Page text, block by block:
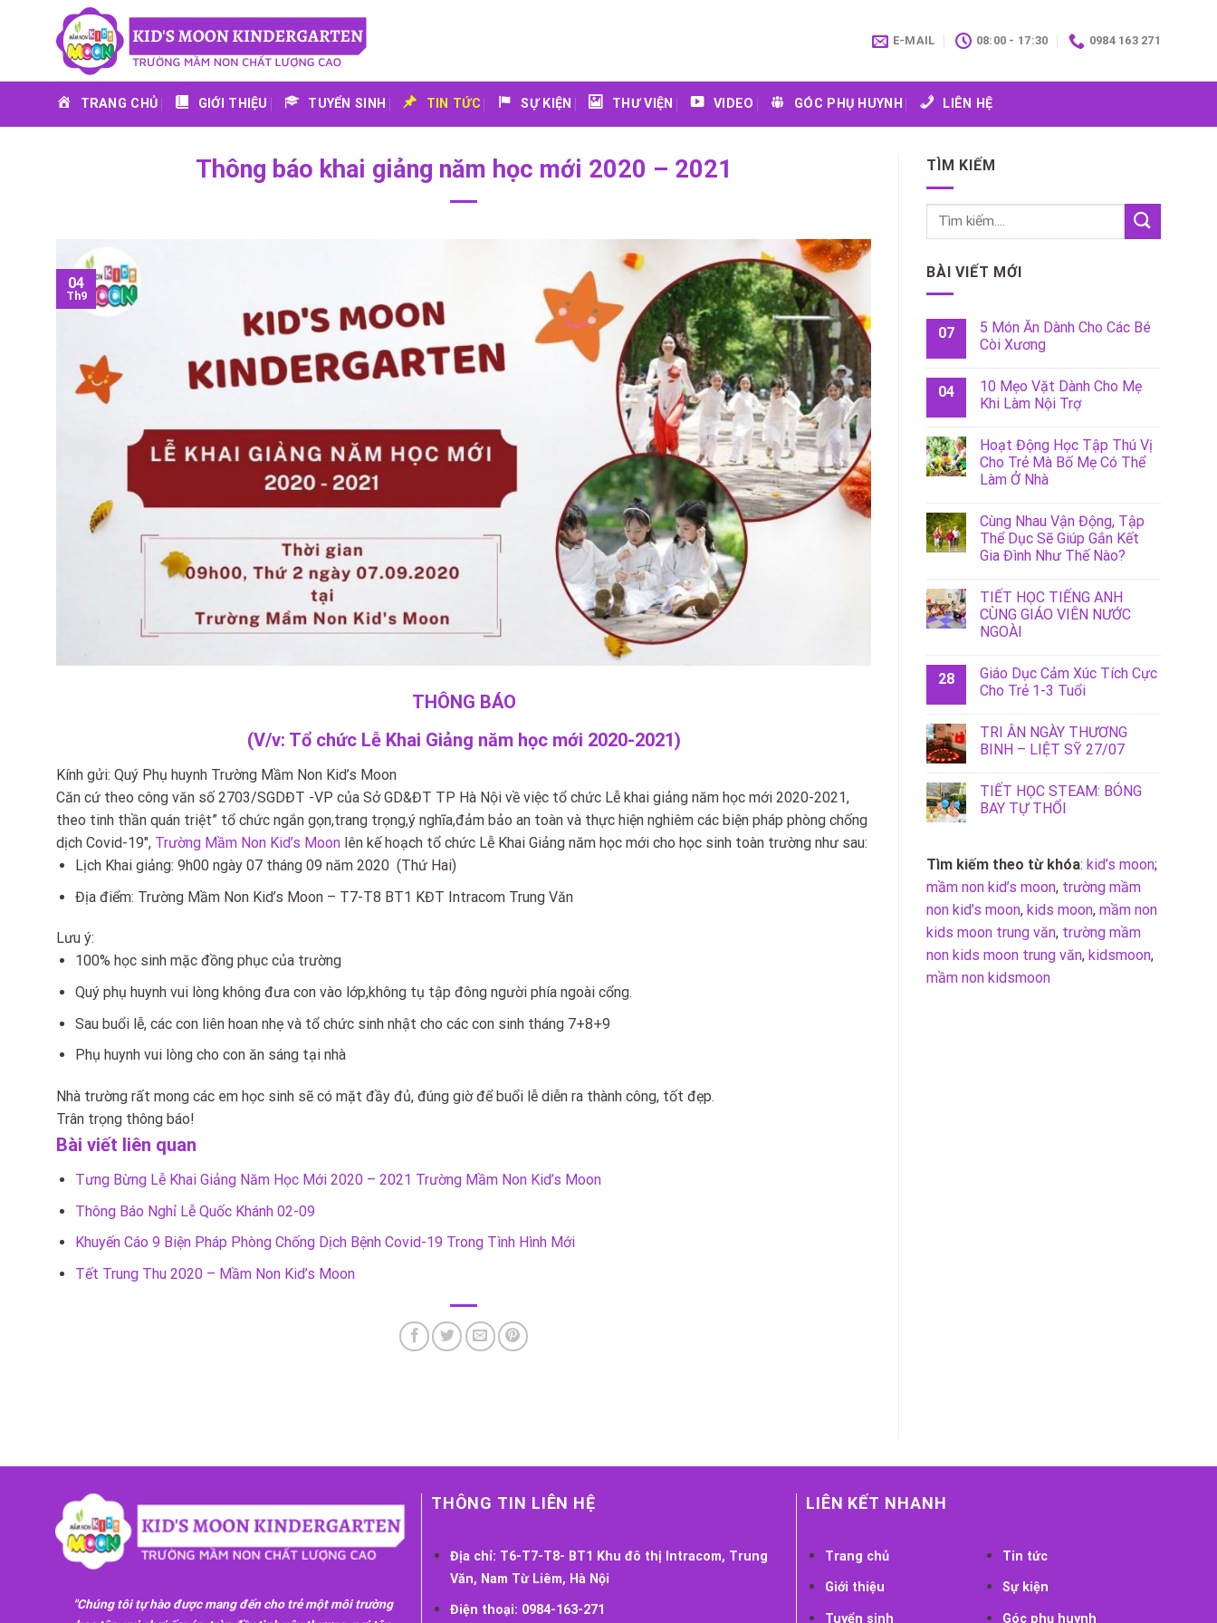
E-MAIL 08:00 - 17:30 0984 163 271
TRANG CHỦ GIỚI THIỆU TUYỂN SINH TIN TỨC SỰ KIỆN THƯ VIỆN VIDEO GÓC PHỤ HUYNH LIÊN HỆ
Thông báo khai giảng năm học mới 2020 – 2021
04
Th9
THÔNG BÁO
(V/v: Tổ chức Lễ Khai Giảng năm học mới 2020-2021)
Kính gửi: Quý Phụ huynh Trường Mầm Non Kid’s Moon
Căn cứ theo công văn số 2703/SGDĐT -VP của Sở GD&ĐT TP Hà Nội về việc tổ chức Lễ khai giảng năm học mới 2020-2021,
theo tinh thần quán triệt” tổ chức ngắn gọn,trang trọng,ý nghĩa,đảm bảo an toàn và thực hiện nghiêm các biện pháp phòng chống
dịch Covid-19″, Trường Mầm Non Kid’s Moon lên kế hoạch tổ chức Lễ Khai Giảng năm học mới cho học sinh toàn trường như sau:
Lịch Khai giảng: 9h00 ngày 07 tháng 09 năm 2020 (Thứ Hai)
Địa điểm: Trường Mầm Non Kid’s Moon – T7-T8 BT1 KĐT Intracom Trung Văn
Lưu ý:
100% học sinh mặc đồng phục của trường
Quý phụ huynh vui lòng không đưa con vào lớp,không tụ tập đông người phía ngoài cổng.
Sau buổi lễ, các con liên hoan nhẹ và tổ chức sinh nhật cho các con sinh tháng 7+8+9
Phụ huynh vui lòng cho con ăn sáng tại nhà
Nhà trường rất mong các em học sinh sẽ có mặt đầy đủ, đúng giờ để buổi lễ diễn ra thành công, tốt đẹp.
Trân trọng thông báo!
Bài viết liên quan
Tưng Bừng Lễ Khai Giảng Năm Học Mới 2020 – 2021 Trường Mầm Non Kid’s Moon
Thông Báo Nghỉ Lễ Quốc Khánh 02-09
Khuyến Cáo 9 Biện Pháp Phòng Chống Dịch Bệnh Covid-19 Trong Tình Hình Mới
Tết Trung Thu 2020 – Mầm Non Kid’s Moon
TÌM KIẾM
BÀI VIẾT MỚI
07
5 Món Ăn Dành Cho Các Bé
Còi Xương
04
10 Mẹo Vặt Dành Cho Mẹ
Khi Làm Nội Trợ
Hoạt Động Học Tập Thú Vị
Cho Trẻ Mà Bố Mẹ Có Thể
Làm Ở Nhà
Cùng Nhau Vận Động, Tập
Thể Dục Sẽ Giúp Gắn Kết
Gia Đình Như Thế Nào?
TIẾT HỌC TIẾNG ANH
CÙNG GIÁO VIÊN NƯỚC
NGOÀI
28
Giáo Dục Cảm Xúc Tích Cực
Cho Trẻ 1-3 Tuổi
TRI ÂN NGÀY THƯƠNG
BINH – LIỆT SỸ 27/07
TIẾT HỌC STEAM: BÓNG
BAY TỰ THỔI
Tìm kiếm theo từ khóa: kid’s moon;
mầm non kid’s moon, trường mầm
non kid’s moon, kids moon, mầm non
kids moon trung văn, trường mầm
non kids moon trung văn, kidsmoon,
mầm non kidsmoon
"Chúng tôi tự hào được mang đến cho trẻ một môi trường
THÔNG TIN LIÊN HỆ
Địa chỉ: T6-T7-T8- BT1 Khu đô thị Intracom, Trung
Văn, Nam Từ Liêm, Hà Nội
Điện thoại: 0984-163-271
LIÊN KẾT NHANH
Trang chủ
Giới thiệu
Tuyển sinh
Tin tức
Sự kiện
Góc phụ huynh